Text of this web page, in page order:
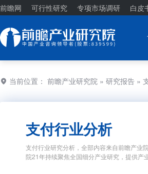
前瞻网 可行性研究 专项市场调研 白皮
当前位置： 前瞻产业研究院 » 研究报告 »
支付行业分析
支付行业研究分析，全部内容来自前瞻产业
院21年持续聚焦全国细分产业研究，提供产